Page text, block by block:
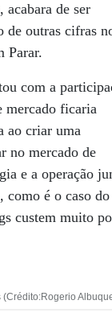
de ser
de outras cifras
Parar.
com a
mercado ficaria
ao criar uma
no mercado de
e a operação
como é o caso
custem muito